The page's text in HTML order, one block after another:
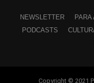
NEWSLETTER
PODCASTS
Copyright © 2021